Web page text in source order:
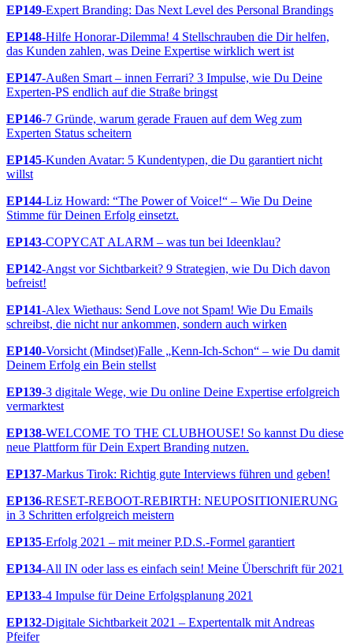
EP149-Expert Branding: Das Next Level des Personal Brandings
EP148-Hilfe Honorar-Dilemma! 4 Stellschrauben die Dir helfen,
das Kunden zahlen, was Deine Expertise wirklich wert ist
EP147-Außen Smart – innen Ferrari? 3 Impulse, wie Du Deine
Experten-PS endlich auf die Straße bringst
EP146-7 Gründe, warum gerade Frauen auf dem Weg zum
Experten Status scheitern
EP145-Kunden Avatar: 5 Kundentypen, die Du garantiert nicht
willst
EP144-Liz Howard: “The Power of Voice!“ – Wie Du Deine
Stimme für Deinen Erfolg einsetzt.
EP143-COPYCAT ALARM – was tun bei Ideenklau?
EP142-Angst vor Sichtbarkeit? 9 Strategien, wie Du Dich davon
befreist!
EP141-Alex Wiethaus: Send Love not Spam! Wie Du Emails
schreibst, die nicht nur ankommen, sondern auch wirken
EP140-Vorsicht (Mindset)Falle „Kenn-Ich-Schon“ – wie Du damit
Deinem Erfolg ein Bein stellst
EP139-3 digitale Wege, wie Du online Deine Expertise erfolgreich
vermarktest
EP138-WELCOME TO THE CLUBHOUSE! So kannst Du diese
neue Plattform für Dein Expert Branding nutzen.
EP137-Markus Tirok: Richtig gute Interviews führen und geben!
EP136-RESET-REBOOT-REBIRTH: NEUPOSITIONIERUNG
in 3 Schritten erfolgreich meistern
EP135-Erfolg 2021 – mit meiner P.D.S.-Formel garantiert
EP134-All IN oder lass es einfach sein! Meine Überschrift für 2021
EP133-4 Impulse für Deine Erfolgsplanung 2021
EP132-Digitale Sichtbarkeit 2021 – Expertentalk mit Andreas
Pfeifer